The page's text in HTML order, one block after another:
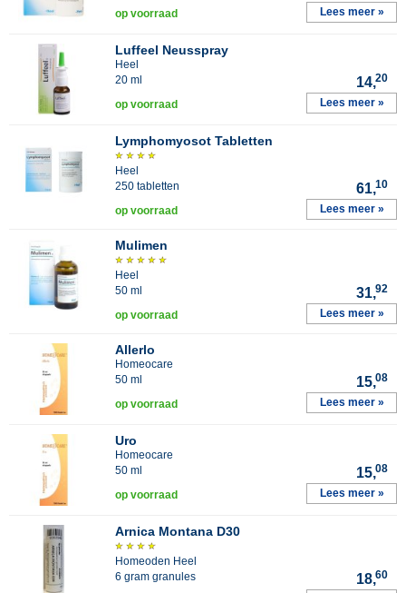
op voorraad Lees meer »
Luffeel Neusspray
Heel
20 ml
14,20
op voorraad Lees meer »
Lymphomyosot Tabletten
Heel
250 tabletten
61,10
op voorraad Lees meer »
Mulimen
Heel
50 ml
31,92
op voorraad Lees meer »
Allerlo
Homeocare
50 ml
15,08
op voorraad Lees meer »
Uro
Homeocare
50 ml
15,08
op voorraad Lees meer »
Arnica Montana D30
Homeoden Heel
6 gram granules
18,60